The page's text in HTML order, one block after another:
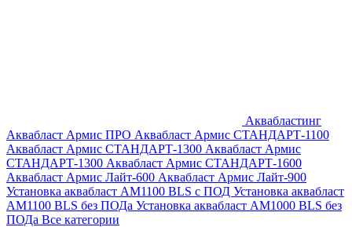
Аквабластинг
Аквабласт Армис ПРО Аквабласт Армис СТАНДАРТ-1100
Аквабласт Армис СТАНДАРТ-1300 Аквабласт Армис
СТАНДАРТ-1300 Аквабласт Армис СТАНДАРТ-1600
Аквабласт Армис Лайт-600 Аквабласт Армис Лайт-900
Установка аквабласт AM1100 BLS с ПОД Установка аквабласт
AM1100 BLS без ПОДа Установка аквабласт AM1000 BLS без
ПОДа Все категории